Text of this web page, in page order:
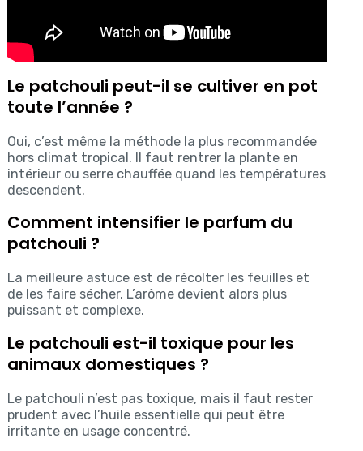
Le patchouli peut-il se cultiver en pot
toute l’année ?
Oui, c’est même la méthode la plus recommandée
hors climat tropical. Il faut rentrer la plante en
intérieur ou serre chauffée quand les températures
descendent.
Comment intensifier le parfum du
patchouli ?
La meilleure astuce est de récolter les feuilles et
de les faire sécher. L’arôme devient alors plus
puissant et complexe.
Le patchouli est-il toxique pour les
animaux domestiques ?
Le patchouli n’est pas toxique, mais il faut rester
prudent avec l’huile essentielle qui peut être
irritante en usage concentré.